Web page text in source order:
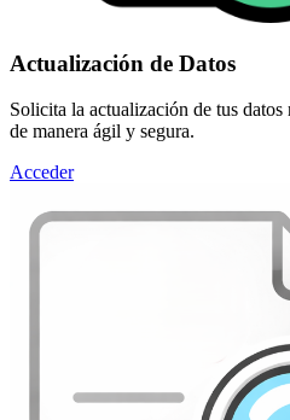
Actualización de Datos
Solicita la actualización de tus datos
de manera ágil y segura.
Acceder